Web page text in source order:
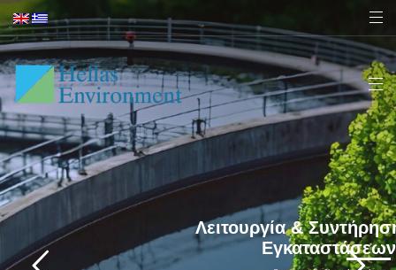
Λειτουργία &
Εγκαταστάσεων